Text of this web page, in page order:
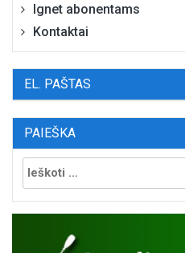
Ignet abonentams
Kontaktai
EL. PAŠTAS
PAIEŠKA
Ieškoti: